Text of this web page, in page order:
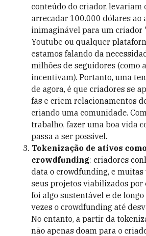
conteúdo do criador, levariam
arrecadar 100.000 dólares ao
inimaginável para um criador
Youtube ou qualquer
estamos falando da
milhões de seguidores (como
incentivam). Portanto, uma
de agora, é que criadores se
fãs e criem relacionamentos
criando uma comunidade.
trabalho, fazer uma boa vida
passa a ser possível.
Tokenização de ativos
crowdfunding: criadores
data o crowdfunding, e
seus projetos viabilizados por
foi algo sustentável e de
vezes o crowdfunding até
No entanto, a partir da
não apenas doam para o